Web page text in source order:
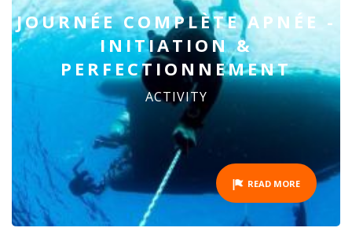
JOURNÉE COMPLÈTE APNÉE -
INITIATION &
PERFECTIONNEMENT
ACTIVITY
READ MORE